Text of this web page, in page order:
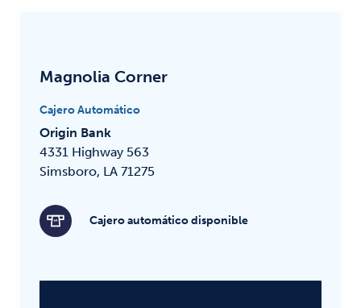
Magnolia Corner
Cajero Automático
Origin Bank
4331 Highway 563
Simsboro, LA 71275
Cajero automático disponible